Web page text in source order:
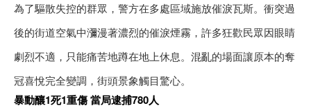
為了驅散失控的群眾，警方在多處區域施放催淚瓦斯。衝突過
後的街道空氣中瀰漫著濃烈的催淚煙霧，許多狂歡民眾因眼睛
劇烈不適，只能痛苦地蹲在地上休息。混亂的場面讓原本的奪
冠喜悅完全變調，街頭景象觸目驚心。
暴動釀1死1重傷 當局逮捕780人